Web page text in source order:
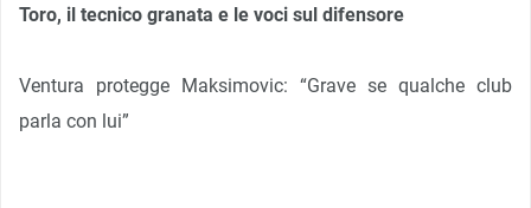
Toro, il tecnico granata e le voci sul difensore
Ventura protegge Maksimovic: “Grave se qualche club
parla con lui”